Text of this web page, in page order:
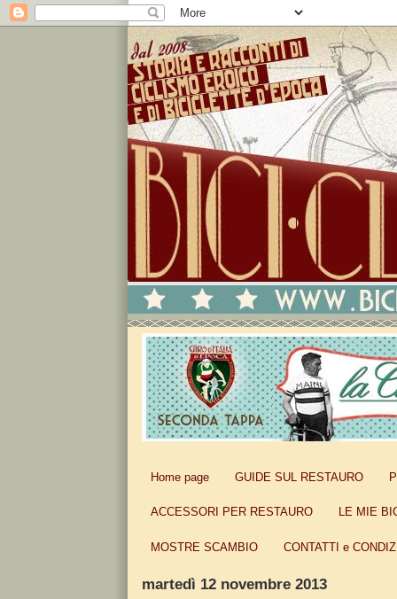
Home page GUIDE SUL RESTAURO
ACCESSORI PER RESTAURO LE MIE
MOSTRE SCAMBIO CONTATTI e
martedì 12 novembre 2013